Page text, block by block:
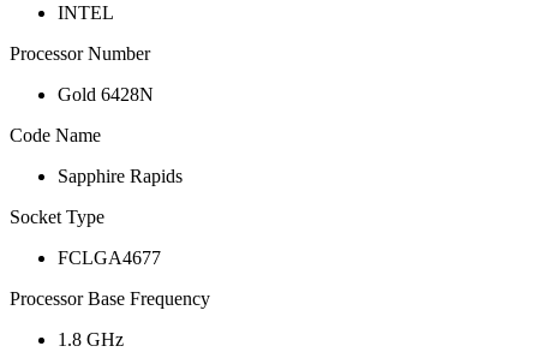
INTEL
Processor Number
Gold 6428N
Code Name
Sapphire Rapids
Socket Type
FCLGA4677
Processor Base Frequency
1.8 GHz